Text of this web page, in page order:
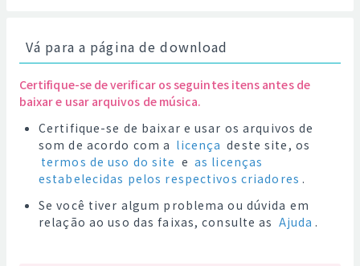
Vá para a página de download
Certifique-se de verificar os seguintes itens antes de
baixar e usar arquivos de música.
Certifique-se de baixar e usar os arquivos de
som de acordo com a licença deste site, os
termos de uso do site e as licenças
estabelecidas pelos respectivos criadores .
Se você tiver algum problema ou dúvida em
relação ao uso das faixas, consulte as Ajuda .